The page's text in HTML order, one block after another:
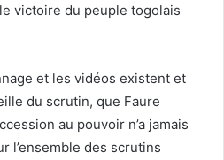
victoire du peuple togolais
et les vidéos existent et
du scrutin, que Faure
au pouvoir n’a jamais
l’ensemble des scrutins